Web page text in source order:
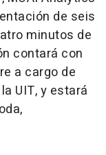
de seis
minutos de
contará con
a cargo de
UIT, y estará